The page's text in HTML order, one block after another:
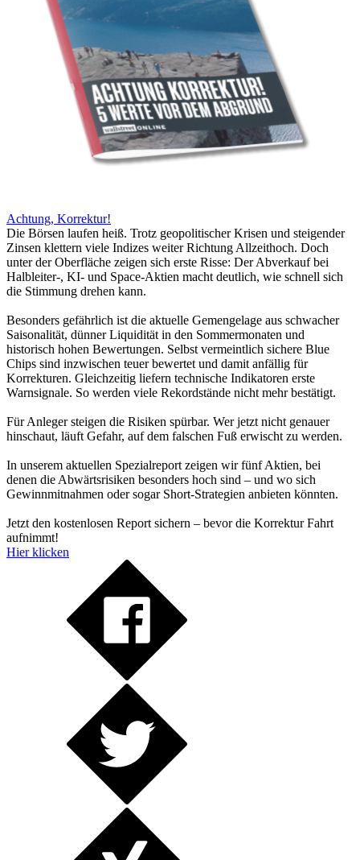
Achtung, Korrektur!
Die Börsen laufen heiß. Trotz geopolitischer Krisen und steigender
Zinsen klettern viele Indizes weiter Richtung Allzeithoch. Doch
unter der Oberfläche zeigen sich erste Risse: Der Abverkauf bei
Halbleiter-, KI- und Space-Aktien macht deutlich, wie schnell sich
die Stimmung drehen kann.
Besonders gefährlich ist die aktuelle Gemengelage aus schwacher
Saisonalität, dünner Liquidität in den Sommermonaten und
historisch hohen Bewertungen. Selbst vermeintlich sichere Blue
Chips sind inzwischen teuer bewertet und damit anfällig für
Korrekturen. Gleichzeitig liefern technische Indikatoren erste
Warnsignale. So werden viele Rekordstände nicht mehr bestätigt.
Für Anleger steigen die Risiken spürbar. Wer jetzt nicht genauer
hinschaut, läuft Gefahr, auf dem falschen Fuß erwischt zu werden.
In unserem aktuellen Spezialreport zeigen wir fünf Aktien, bei
denen die Abwärtsrisiken besonders hoch sind – und wo sich
Gewinnmitnahmen oder sogar Short-Strategien anbieten könnten.
Jetzt den kostenlosen Report sichern – bevor die Korrektur Fahrt
aufnimmt!
Hier klicken